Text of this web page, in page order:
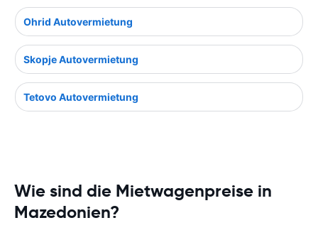
Ohrid Autovermietung
Skopje Autovermietung
Tetovo Autovermietung
Wie sind die Mietwagenpreise in
Mazedonien?